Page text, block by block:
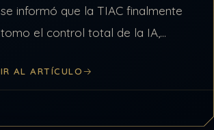
se informó que la TIAC finalmente
tomo el control total de la IA,
acontecimientos inexplicables como
IR AL ARTÍCULO